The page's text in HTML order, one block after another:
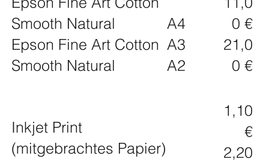
Smooth Natural
Epson Fine Art Cotton
Smooth Natural
0 €
21,0
0 €
A4
A3
A2
Inkjet Print
(mitgebrachtes Papier)
1,10
€
2,20